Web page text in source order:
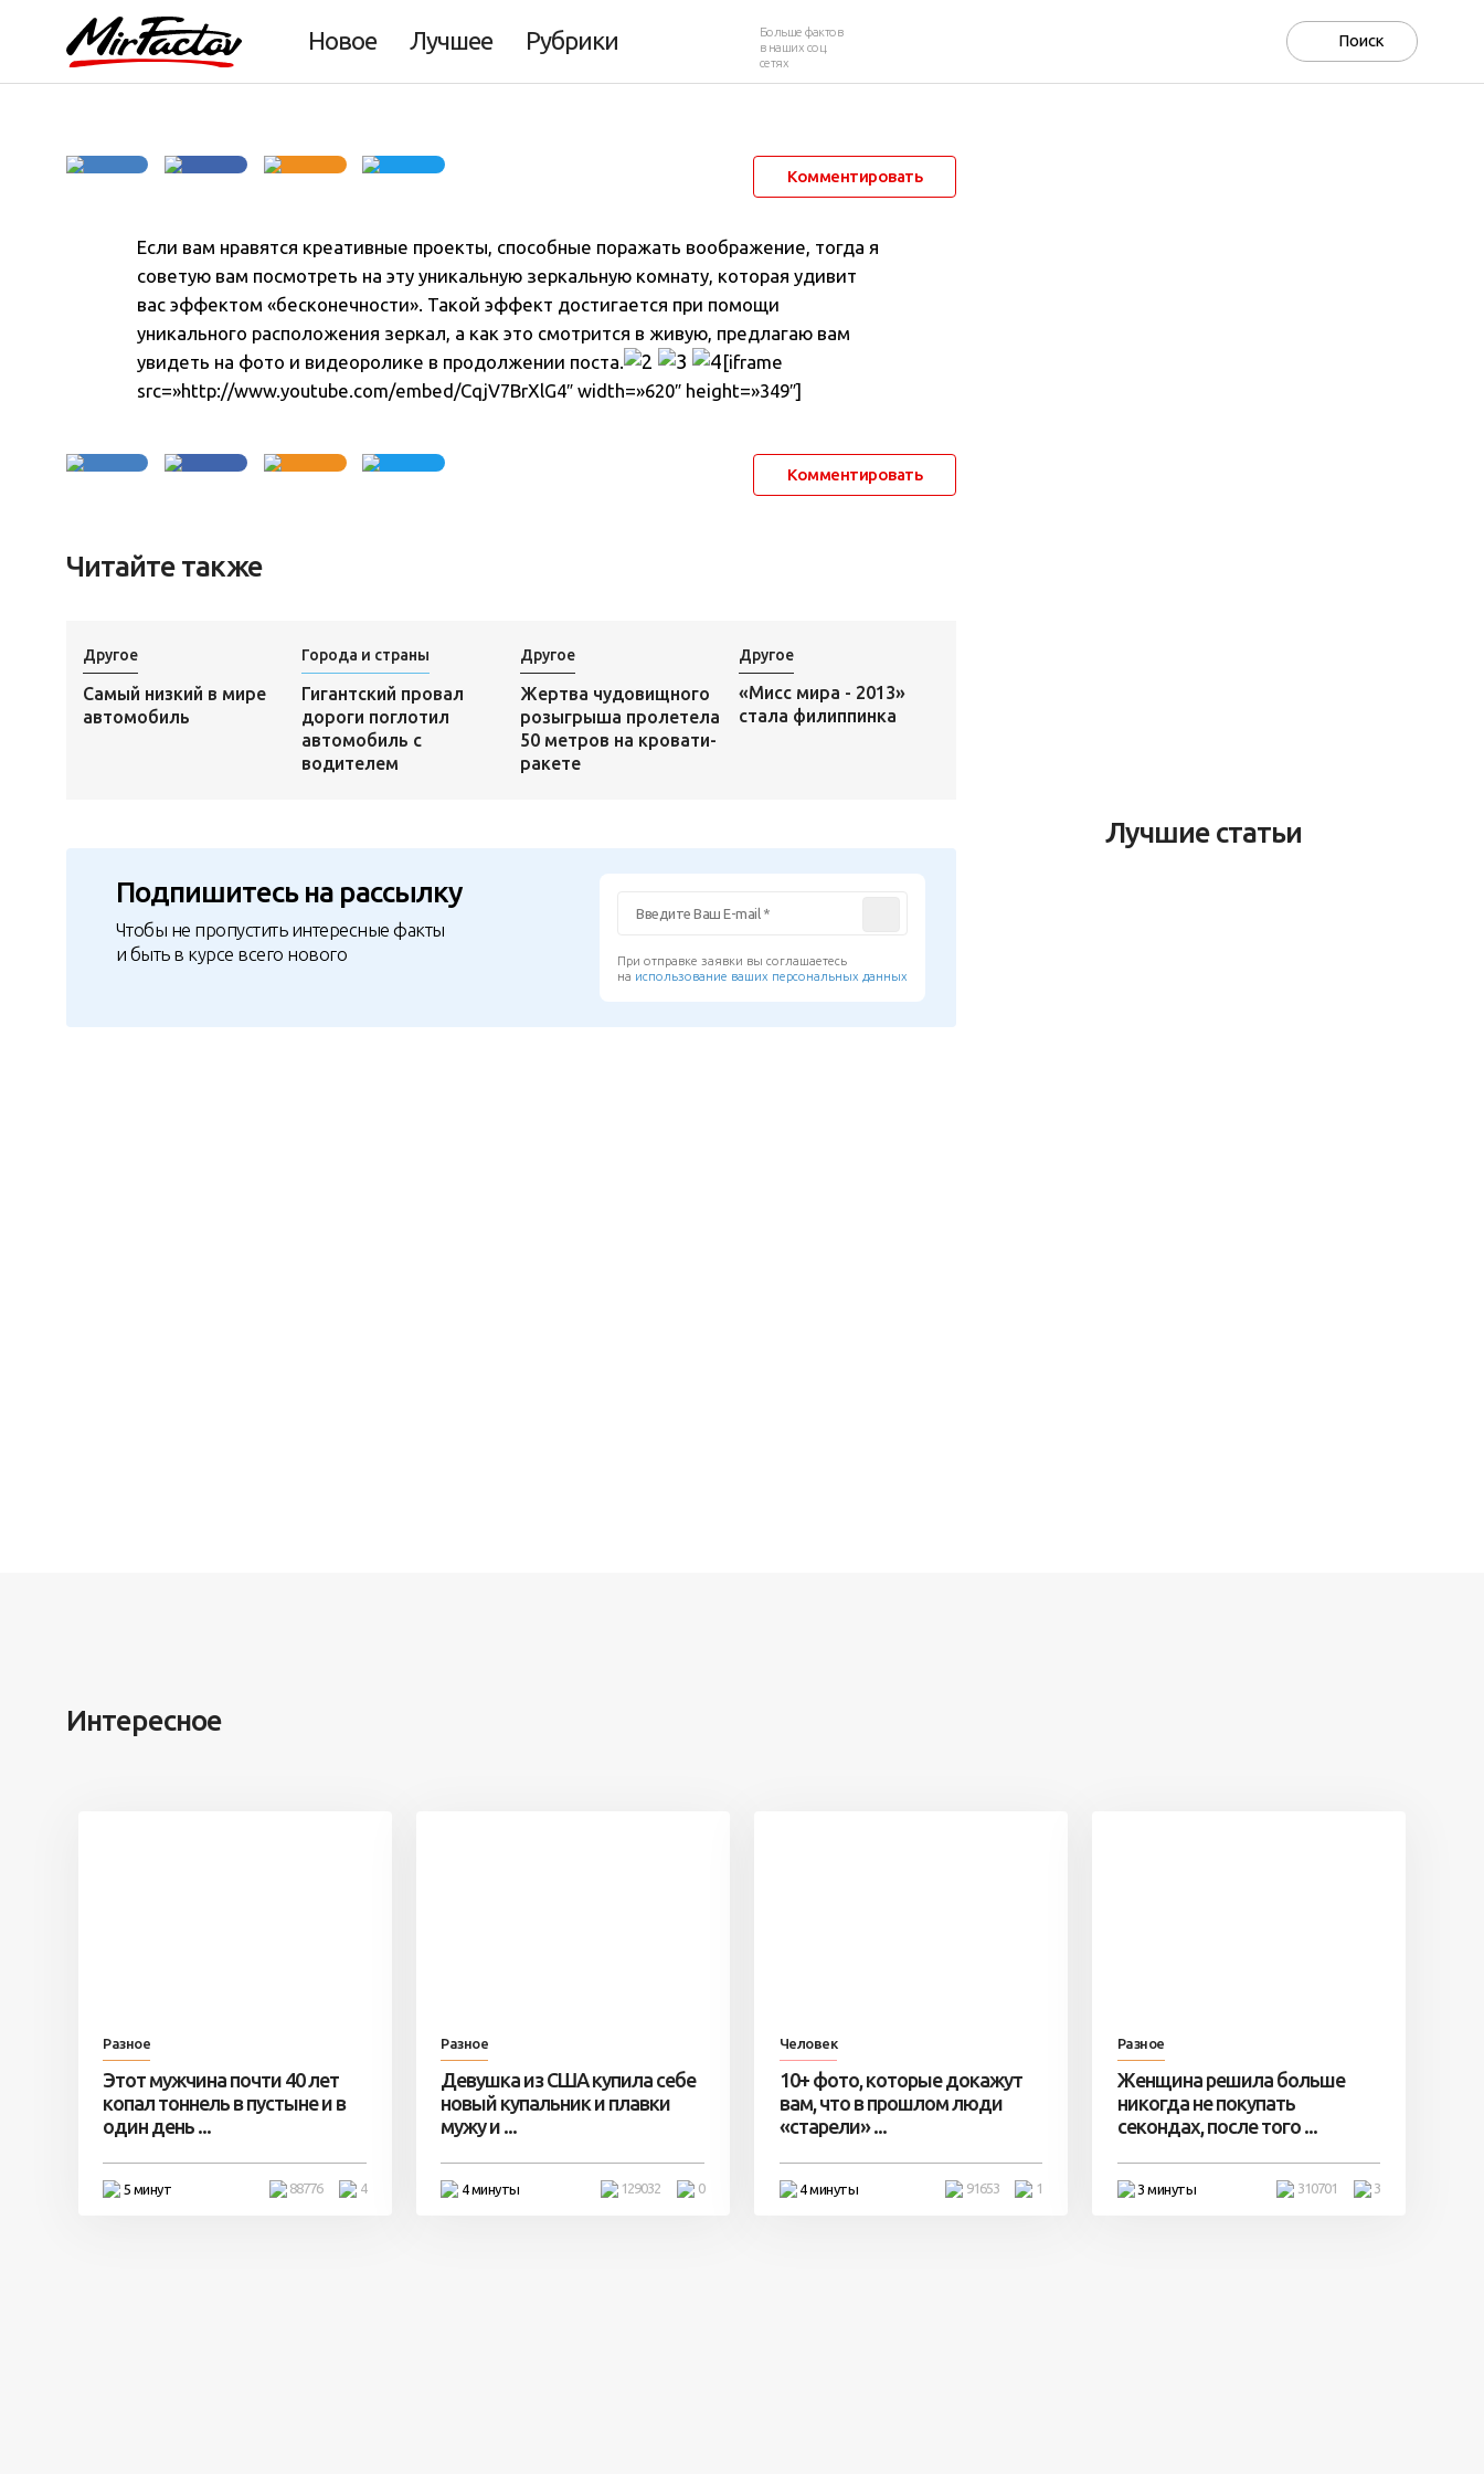
Новое Лучшее Рубрики
Больше фактов
в наших соц.
сетях
Комментировать
Если вам нравятся креативные проекты, способные поражать воображение, тогда я
советую вам посмотреть на эту уникальную зеркальную комнату, которая удивит
вас эффектом «бесконечности» . Такой эффект достигается при помощи
уникального расположения зеркал, а как это смотрится в живую, предлагаю вам
увидеть на фото и видеоролике в продолжении поста.
[iframe
src=»http://www.youtube.com/embed/CqjV7BrXlG4″ width=»620″ height=»349″]
Комментировать
Читайте также
Другое
Самый низкий в мире
автомобиль
Города и страны
Гигантский провал
дороги поглотил
автомобиль с
водителем
Другое
Жертва чудовищного
розыгрыша пролетела
50 метров на кровати-
ракете
Другое
«Мисс мира - 2013»
стала филиппинка
Подпишитесь на рассылку
Чтобы не пропустить интересные факты
и быть в курсе всего нового
При отправке заявки вы соглашаетесь
на использование ваших персональных данных
Лучшие статьи
Интересное
Разное
Этот мужчина почти 40 лет
копал тоннель в пустыне и в
один день ...
5 минут 4
88776
Разное
Девушка из США купила себе
новый купальник и плавки
мужу и ...
4 минуты 0
129032
Человек
10+ фото, которые докажут
вам, что в прошлом люди
«старели» ...
4 минуты 1
91653
Разное
Женщина решила больше
никогда не покупать
секондах, после того ...
3 минуты 3
310701